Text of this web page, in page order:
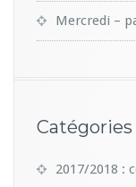
Mercredi –
Catégories
2017/2018 :